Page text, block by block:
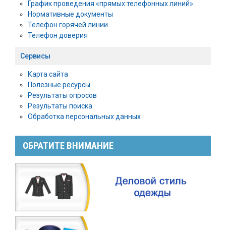
График проведения «прямых телефонных линий»
Нормативные документы
Телефон горячей линии
Телефон доверия
Сервисы
Карта сайта
Полезные ресурсы
Результаты опросов
Результаты поиска
Обработка персональных данных
ОБРАТИТЕ ВНИМАНИЕ